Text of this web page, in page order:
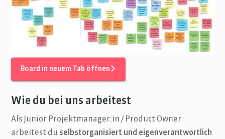
Board in neuem Tab öffnen
Wie du bei uns arbeitest
Als Junior Projektmanager:in / Product Owner
arbeitest du selbstorganisiert und eigenverantwortlich